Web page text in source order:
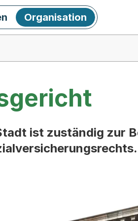
Organisation
ist zuständig zur